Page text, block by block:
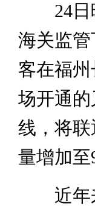
24日晚
海关监
客在福
场开通
线，将
量增加至
近年来